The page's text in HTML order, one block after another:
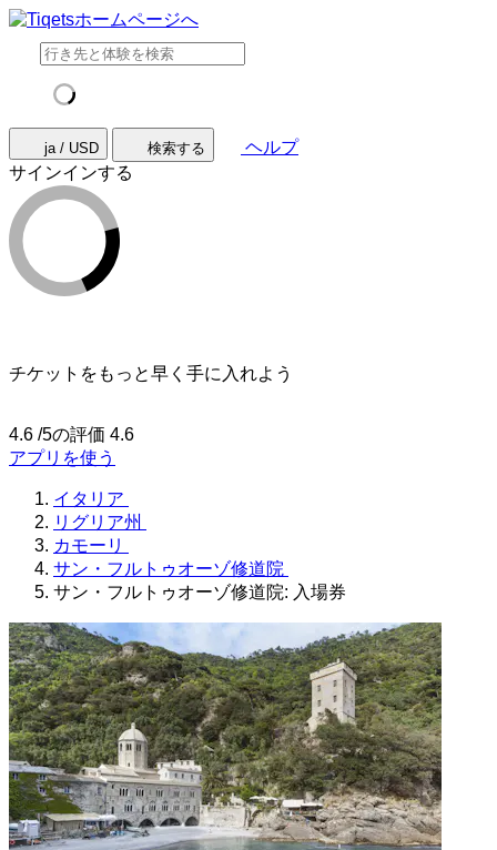
ja / USD 検索する
ヘルプ
サインインする
チケットをもっと早く手に入れよう
4.6 /5の評価 4.6
アプリを使う
イタリア
リグリア州
カモーリ
サン・フルトゥオーゾ修道院
サン・フルトゥオーゾ修道院: 入場券